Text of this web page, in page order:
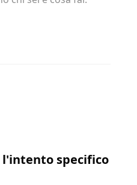
specifico